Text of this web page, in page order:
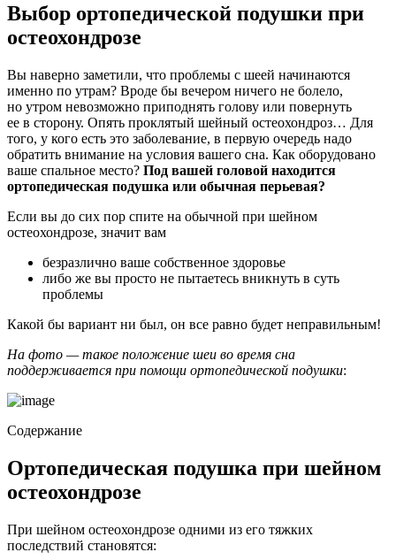
Выбор ортопедической подушки при
остеохондрозе
Вы наверно заметили, что проблемы с шеей начинаются
именно по утрам? Вроде бы вечером ничего не болело,
но утром невозможно приподнять голову или повернуть
ее в сторону. Опять проклятый шейный остеохондроз… Для
того, у кого есть это заболевание, в первую очередь надо
обратить внимание на условия вашего сна. Как оборудовано
ваше спальное место? Под вашей головой находится
ортопедическая подушка или обычная перьевая?
Если вы до сих пор спите на обычной при шейном
остеохондрозе, значит вам
безразлично ваше собственное здоровье
либо же вы просто не пытаетесь вникнуть в суть
проблемы
Какой бы вариант ни был, он все равно будет неправильным!
На фото — такое положение шеи во время сна
поддерживается при помощи ортопедической подушки:
Содержание
Ортопедическая подушка при шейном
остеохондрозе
При шейном остеохондрозе одними из его тяжких
последствий становятся: